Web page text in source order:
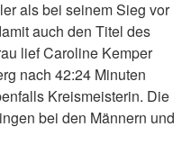
als bei seinem Sieg vor
auch den Titel des
lief Caroline Kemper
nach 42:24 Minuten
Kreismeisterin. Die
bei den Männern und